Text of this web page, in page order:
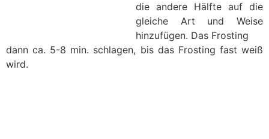
die andere Hälfte auf die
gleiche Art und Weise
hinzufügen. Das Frosting
dann ca. 5-8 min. schlagen, bis das Frosting fast weiß
wird.